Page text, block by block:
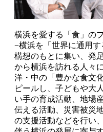
横浜を愛する「食」の
−横浜を「世界に通用
構想のもとに集い、発
から横浜を訪れる人々
洋・中の「豊かな食文
ピールし、子どもや大
い手の育成活動、地場
伝える活動、災害被災
の支援活動などを行い